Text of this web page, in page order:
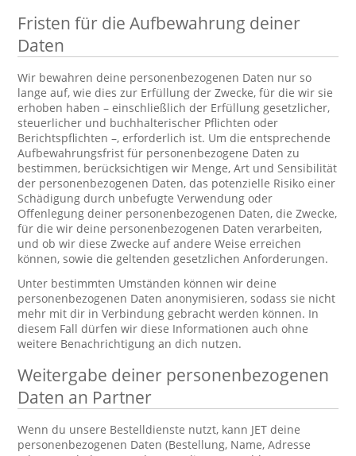
Fristen für die Aufbewahrung deiner
Daten
Wir bewahren deine personenbezogenen Daten nur so
lange auf, wie dies zur Erfüllung der Zwecke, für die wir sie
erhoben haben – einschließlich der Erfüllung gesetzlicher,
steuerlicher und buchhalterischer Pflichten oder
Berichtspflichten –, erforderlich ist. Um die entsprechende
Aufbewahrungsfrist für personenbezogene Daten zu
bestimmen, berücksichtigen wir Menge, Art und Sensibilität
der personenbezogenen Daten, das potenzielle Risiko einer
Schädigung durch unbefugte Verwendung oder
Offenlegung deiner personenbezogenen Daten, die Zwecke,
für die wir deine personenbezogenen Daten verarbeiten,
und ob wir diese Zwecke auf andere Weise erreichen
können, sowie die geltenden gesetzlichen Anforderungen.
Unter bestimmten Umständen können wir deine
personenbezogenen Daten anonymisieren, sodass sie nicht
mehr mit dir in Verbindung gebracht werden können. In
diesem Fall dürfen wir diese Informationen auch ohne
weitere Benachrichtigung an dich nutzen.
Weitergabe deiner personenbezogenen
Daten an Partner
Wenn du unsere Bestelldienste nutzt, kann JET deine
personenbezogenen Daten (Bestellung, Name, Adresse